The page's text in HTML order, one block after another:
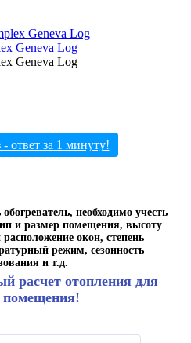
Geneva Log
Geneva Log
ответ за 1 минуту!
необходимо учесть
и размер помещения, высоту
окон, степень
режим, сезонность
и т.д.
расчет отопления для